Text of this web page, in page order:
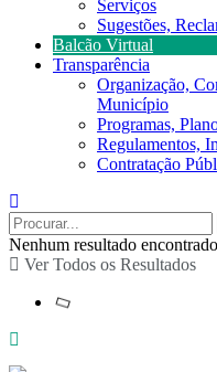
Serviços
Sugestões,
Balcão Virtual
Transparência
Organização,
Município
Programas,
Regulamentos,
Contratação
Nenhum resultado encontrado
Ver Todos os Resultados